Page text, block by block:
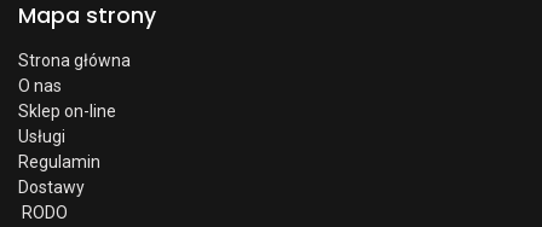
Mapa strony
Strona główna
O nas
Sklep on-line
Usługi
Regulamin
Dostawy
RODO